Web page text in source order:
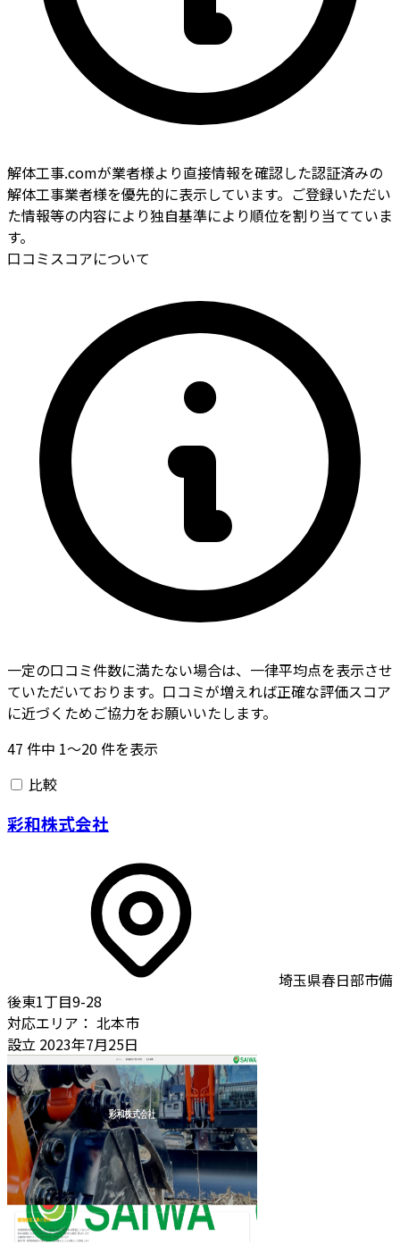
解体工事.comが業者様より直接情報を確認した認証済みの
解体工事業者様を優先的に表示しています。ご登録いただい
た情報等の内容により独自基準により順位を割り当てていま
す。
口コミスコアについて
一定の口コミ件数に満たない場合は、一律平均点を表示させ
ていただいております。口コミが増えれば正確な評価スコア
に近づくためご協力をお願いいたします。
47 件中 1〜20件を表示
比較
彩和株式会社
埼玉県春日部市備
後東1丁目9-28
対応エリア： 北本市
設立 2023年7月25日